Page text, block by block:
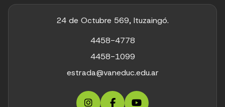
24 de Octubre 569, Ituzaingó.
4458-4778
4458-1099
estrada@vaneduc.edu.ar